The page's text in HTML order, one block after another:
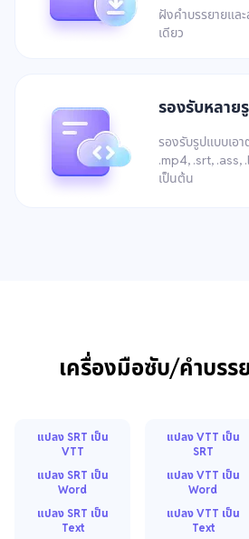
ฝังคำบรรยายแล
เดียว
รองรับหลาย
รองรับรูปแบบเอ
.mp4, .srt, .ass,
เป็นต้น
เครื่องมือซับ/คำบรร
แปลง SRT เป็น
VTT
แปลง SRT เป็น
Word
แปลง SRT เป็น
Text
แปลง VTT เป็น
SRT
แปลง VTT เป็น
Word
แปลง VTT เป็น
Text